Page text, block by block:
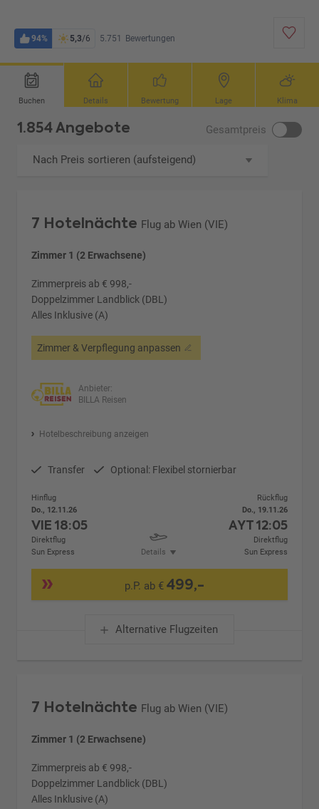
94% 5,3/6 5.751 Bewertungen
Buchen Details Bewertung Lage Klima
1.854 Angebote Gesamtpreis
Nach Preis sortieren (aufsteigend)
7 Hotelnächte Flug ab Wien (VIE)
Zimmer 1 (2 Erwachsene)
Zimmerpreis ab € 998,-
Doppelzimmer Landblick (DBL)
Alles Inklusive (A)
Zimmer & Verpflegung anpassen
Anbieter:
BILLA Reisen
Hotelbeschreibung anzeigen
Transfer Optional: Flexibel stornierbar
Hinflug
Do., 12.11.26
VIE18:05
Direktflug
Sun Express
Details
Rückflug
Do., 19.11.26
AYT12:05
Direktflug
Sun Express
p.P. ab €499,-
Alternative Flugzeiten
7 Hotelnächte Flug ab Wien (VIE)
Zimmer 1 (2 Erwachsene)
Zimmerpreis ab € 998,-
Doppelzimmer Landblick (DBL)
Alles Inklusive (A)